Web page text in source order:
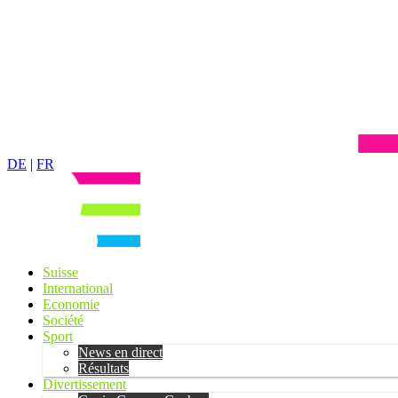
DE | FR
Suisse
International
Economie
Société
Sport
News en direct
Résultats
Divertissement